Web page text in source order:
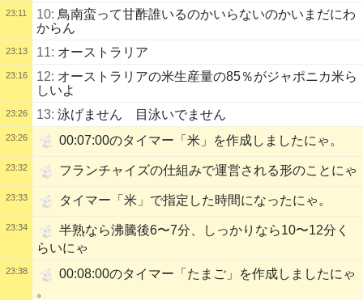
23:11 10: 鳥南蛮って甘酢誰いるのかいらないのかいまだにわ
からん
23:13 11: オーストラリア
23:16 12: オーストラリアの米生産量の85％がジャポニカ米ら
しいよ
23:26 13: 泳げません 目泳いでません
23:26 00:07:00のタイマー「米」を作成しましたにゃ。
23:32 フランチャイズの仕組みで運営される形のことにゃ
23:33 タイマー「米」で指定した時間になったにゃ。
23:34
半熟なら沸騰後6〜7分、しっかりなら10〜12分く
らいにゃ
23:38
00:08:00のタイマー「たまご」を作成しましたにゃ
。